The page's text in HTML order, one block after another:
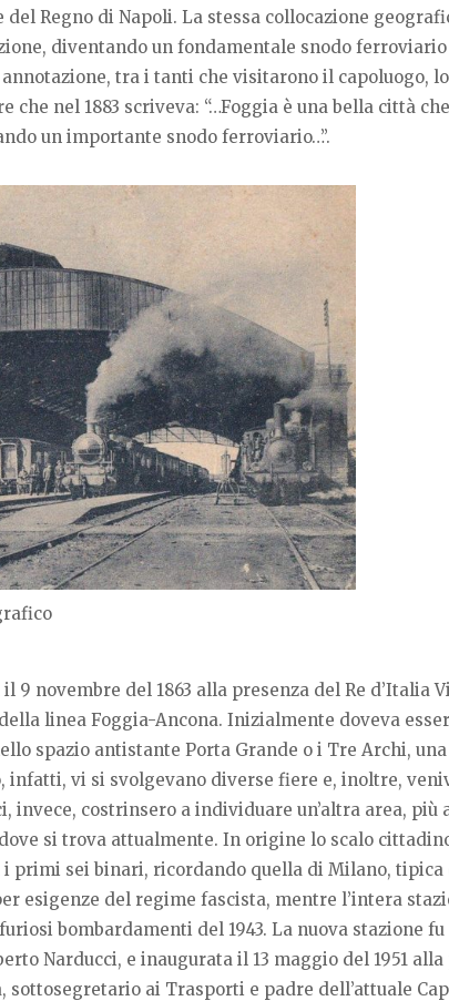
Regno di Napoli. La stessa collocazione
diventando un fondamentale snodo
tra i tanti che visitarono il capoluogo,
che nel 1883 scriveva: “…Foggia è una bella città
un importante snodo ferroviario…”.
9 novembre del 1863 alla presenza del Re d’Italia
linea Foggia-Ancona. Inizialmente doveva
spazio antistante Porta Grande o i Tre Archi,
infatti, vi si svolgevano diverse fiere e, inoltre,
invece, costrinsero a individuare un’altra area, più
si trova attualmente. In origine lo scalo
i primi sei binari, ricordando quella di Milano,
esigenze del regime fascista, mentre l’intera
bombardamenti del 1943. La nuova stazione
Narducci, e inaugurata il 13 maggio del 1951 alla
sottosegretario ai Trasporti e padre dell’attuale